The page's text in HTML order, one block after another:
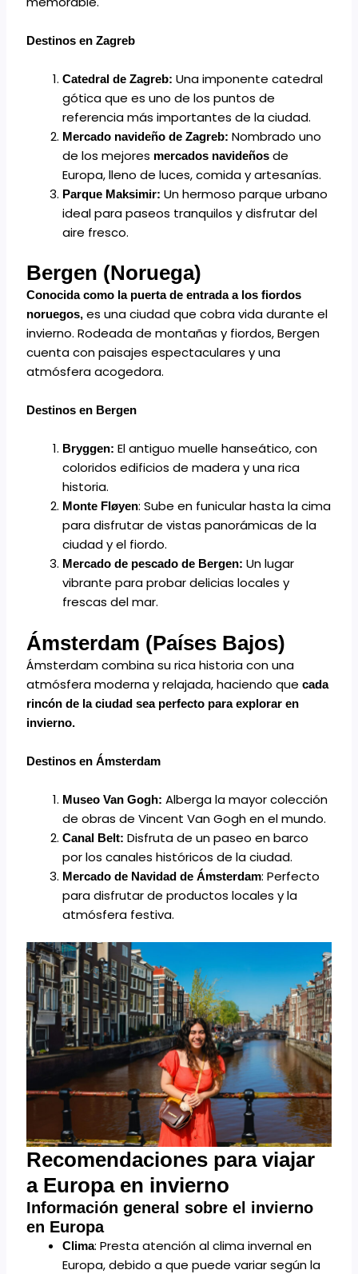
Destinos en Zagreb
Catedral de Zagreb: Una imponente catedral
gótica que es uno de los puntos de
referencia más importantes de la ciudad.
Mercado navideño de Zagreb:Nombrado uno
de los mejores mercados navideños de
Europa, lleno de luces, comida y artesanías.
Parque Maksimir: Un hermoso parque urbano
ideal para paseos tranquilos y disfrutar del
aire fresco.
Bergen (Noruega)
Conocida como la puerta de entrada a los fiordos
noruegos,es una ciudad que cobra vida durante el
invierno. Rodeada de montañas y fiordos, Bergen
cuenta con paisajes espectaculares y una
atmósfera acogedora.
Destinos en Bergen
Bryggen: El antiguo muelle hanseático, con
coloridos edificios de madera y una rica
historia.
Monte Fløyen: Sube en funicular hasta la cima
para disfrutar de vistas panorámicas de la
ciudad y el fiordo.
Mercado de pescado de Bergen:Un lugar
vibrante para probar delicias locales y
frescas del mar.
Ámsterdam (Países Bajos)
Ámsterdam combina su rica historia con una
atmósfera moderna y relajada, haciendo quecada
rincón de la ciudad sea perfecto para explorar en
invierno.
Destinos en Ámsterdam
Museo Van Gogh: Alberga la mayor colección
de obras de Vincent Van Gogh en el mundo.
Canal Belt:Disfruta de un paseo en barco
por los canales históricos de la ciudad.
Mercado de Navidad de Ámsterdam: Perfecto
para disfrutar de productos locales y la
atmósfera festiva.
Recomendaciones para viajar
a Europa en invierno
Información general sobre el invierno
en Europa
Clima: Presta atención al clima invernal en
Europa, debido a que puede variar según la